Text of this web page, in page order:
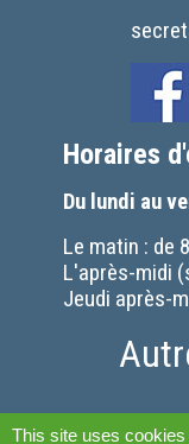
Horaires
Du lundi au
Le matin : de
L'après-midi
Jeudi après-
This site uses